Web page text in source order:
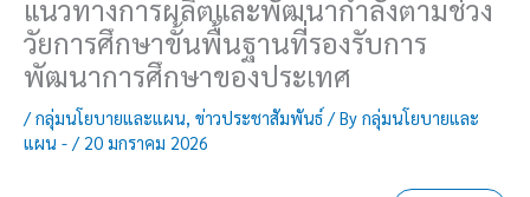
แนวทางการผลิตและพัฒนากำลังตามช่วง
วัยการศึกษาขั้นพื้นฐานที่รองรับการ
พัฒนาการศึกษาของประเทศ
/กลุ่มนโยบายและแผน, ข่าวประชาสัมพันธ์ / By กลุ่มนโยบายและ
แผน - / 20 มกราคม 2026